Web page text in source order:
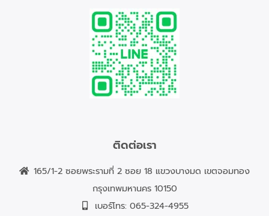
ติดต่อเรา
165/1-2 ซอยพระรามที่ 2 ซอย 18 แขวงบางมด เขตจอมทอง
กรุงเทพมหานคร 10150
เบอร์โทร: 065-324-4955